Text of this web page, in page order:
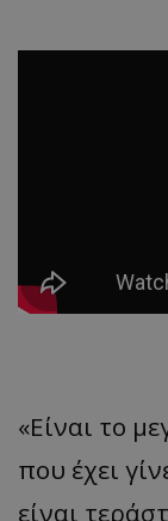
«Είναι το
που έχει
είναι